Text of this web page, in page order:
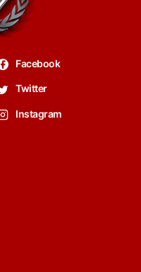
Facebook
Twitter
Instagram